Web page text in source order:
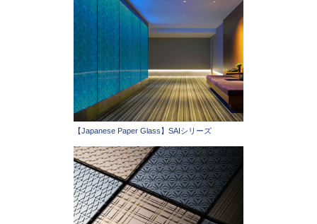
【Japanese Paper Glass】SAIシリーズ